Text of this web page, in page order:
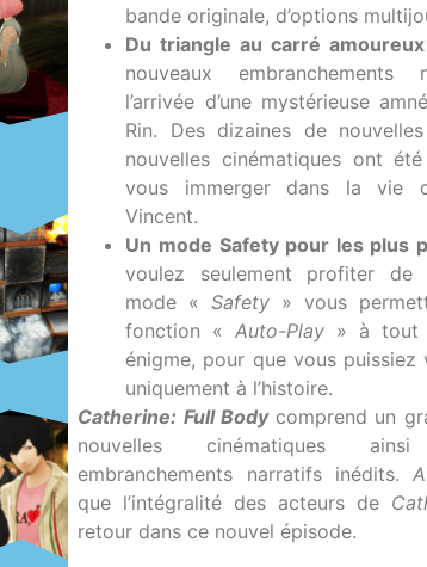
bande originale, d’options
Du triangle au carré
nouveaux embranchements
l’arrivée d’une mystérieuse
Rin. Des dizaines de
nouvelles cinématiques ont
vous immerger dans la vie
Vincent.
Un mode Safety pour les plus
voulez seulement profiter de
mode «Safety » vous
fonction «Auto-Play » à tout
énigme, pour que vous puissiez
uniquement à l’histoire.
Catherine: Full Bodycomprend un
nouvelles cinématiques
embranchements narratifs inédits.
que l’intégralité des acteurs de
retour dans ce nouvel épisode.